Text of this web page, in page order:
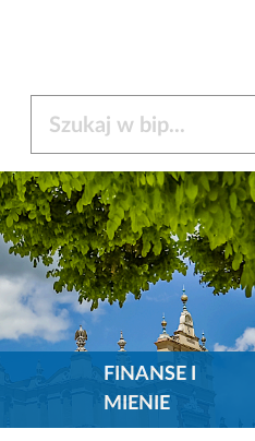
FINANSE I
MIENIE